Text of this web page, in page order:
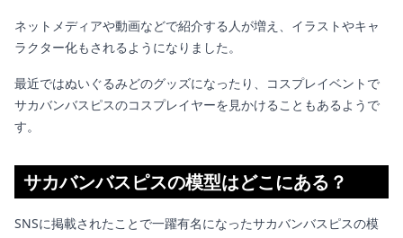
ネットメディアや動画などで紹介する人が増え、イラストやキャ
ラクター化もされるようになりました。
最近ではぬいぐるみどのグッズになったり、コスプレイベントで
サカバンバスピスのコスプレイヤーを見かけることもあるようで
す。
サカバンバスピスの模型はどこにある？
SNSに掲載されたことで一躍有名になったサカバンバスピスの模